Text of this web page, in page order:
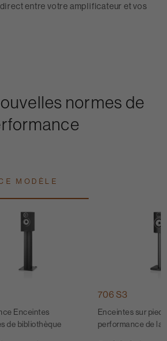
entre votre amplificateur et vos
normes de
MODÈLE
Enceintes
de bibliothèque
706 S3
Enceintes sur pied
performance de la